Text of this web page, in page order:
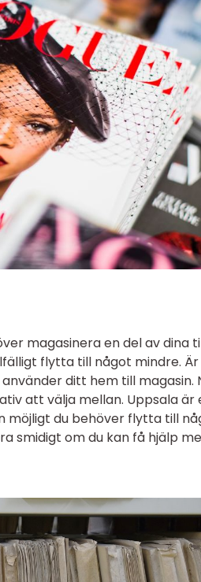
magasinera en del av dina
flytta till något mindre.
ditt hem till magasin.
att välja mellan. Uppsala
du behöver flytta till
smidigt om du kan få hjälp